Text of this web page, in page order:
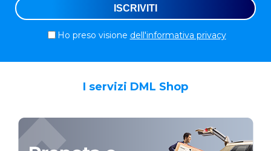
Ho preso visione dell'informativa privacy
I servizi DML Shop